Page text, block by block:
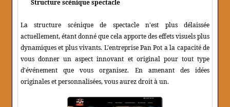
Structure scénique spectacle
La structure scénique de spectacle n'est plus délaissée
actuellement, étant donné que cela apporte des effets visuels plus
dynamiques et plus vivants. L'entreprise Pan Pot a la capacité de
vous donner un aspect innovant et original pour tout type
d'événement que vous organisez. En amenant des idées
originales et personnalisées, vous aurez droit à un.